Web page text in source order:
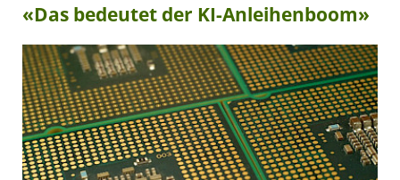
«Das bedeutet der KI-Anleihenboom»